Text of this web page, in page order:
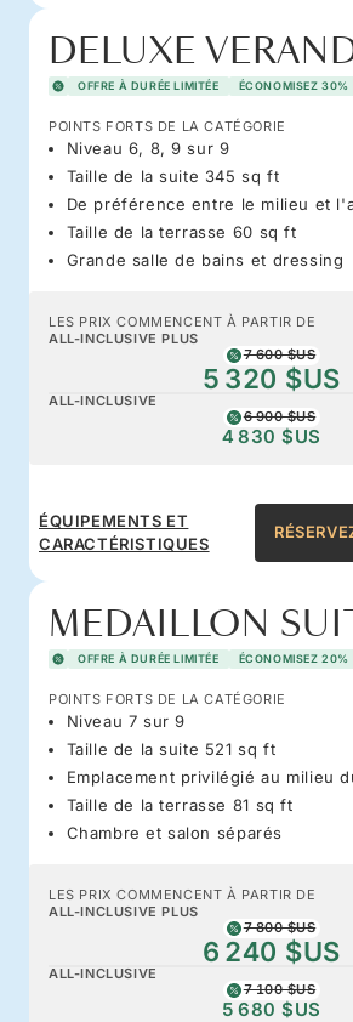
DELUXE
OFFRE À DURÉE LIMITÉE ÉCONOMISEZ 30%
POINTS FORTS DE LA CATÉGORIE
Niveau 6, 8, 9 sur 9
Taille de la suite 345 sq ft
De préférence entre le milieu et
Taille de la terrasse 60 sq ft
Grande salle de bains et dressing
LES PRIX COMMENCENT À PARTIR DE
ALL-INCLUSIVE PLUS
7 600 $US
5 320 $US
ALL-INCLUSIVE
6 900 $US
4 830 $US
ÉQUIPEMENTS ET
CARACTÉRISTIQUES
MEDAILLON
OFFRE À DURÉE LIMITÉE ÉCONOMISEZ 20%
POINTS FORTS DE LA CATÉGORIE
Niveau 7 sur 9
Taille de la suite 521 sq ft
Emplacement privilégié au milieu
Taille de la terrasse 81 sq ft
Chambre et salon séparés
LES PRIX COMMENCENT À PARTIR DE
ALL-INCLUSIVE PLUS
7 800 $US
6 240 $US
ALL-INCLUSIVE
7 100 $US
5 680 $US